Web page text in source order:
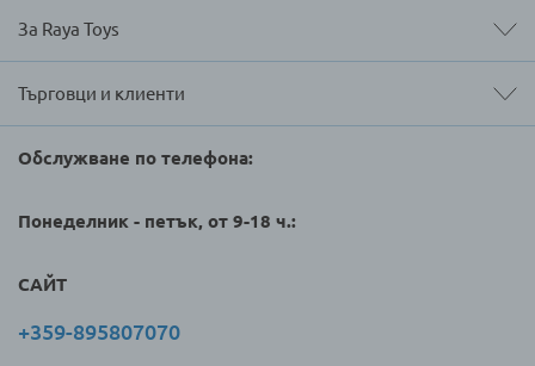
За Raya Toys
Търговци и клиенти
Обслужване по телефона:
Понеделник - петък, от 9-18 ч.:
САЙТ
+359-895807070